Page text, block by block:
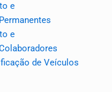
e
e
de Veículos